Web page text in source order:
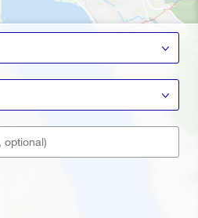
optional)